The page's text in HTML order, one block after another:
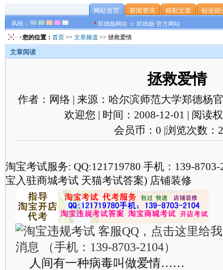
风格：
网站首页 新闻资讯 精彩文章 创业就
郑德杨网站 ☆ 郑德杨·官方网站
您的位置： 首页 >> 文章频道 >> 拯救爱情
文章阅读
拯救爱情
作者：网络 | 来源：哈尔滨师范大学郑德杨
欢迎您 | 时间：2008-12-01 | 阅读
会员币：0 |浏览次数：
淘宝考试服务: QQ:121719780 手机：139-
宝入驻商城考试 天猫考试答案) 店铺装修
人间有一种病毒叫做爱情……